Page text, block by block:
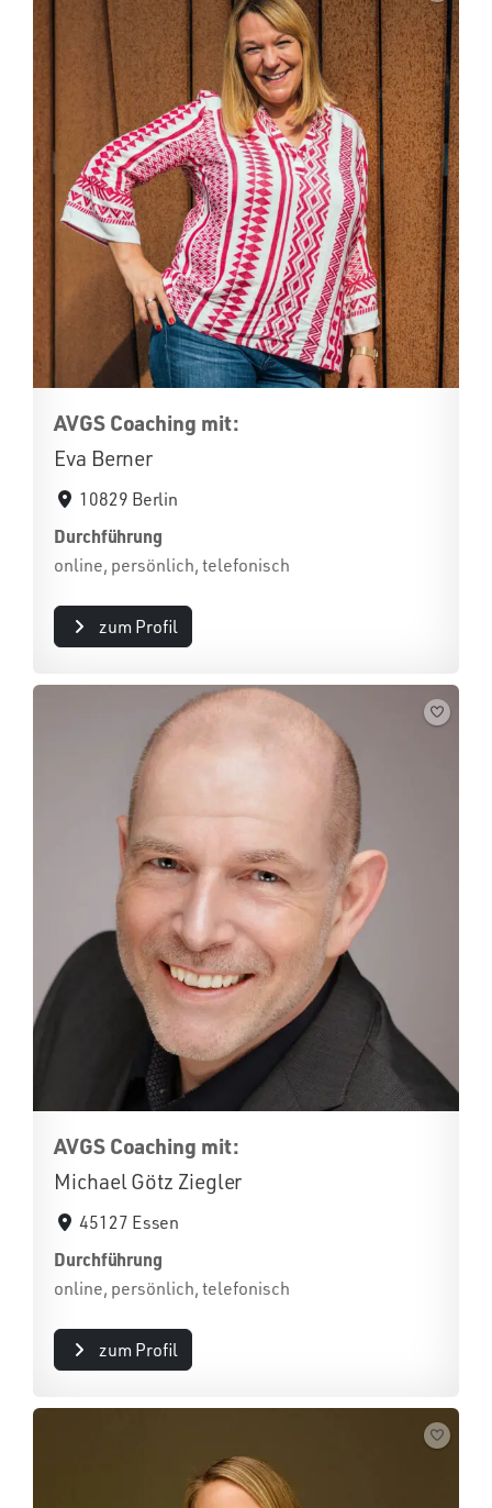
AVGS Coaching mit:
Eva Berner
10829 Berlin
Durchführung
online, persönlich, telefonisch
zum Profil
AVGS Coaching mit:
Michael Götz Ziegler
45127 Essen
Durchführung
online, persönlich, telefonisch
zum Profil